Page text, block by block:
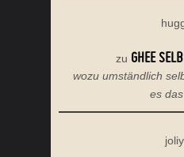
zu GHEE
wozu umständlich
es das